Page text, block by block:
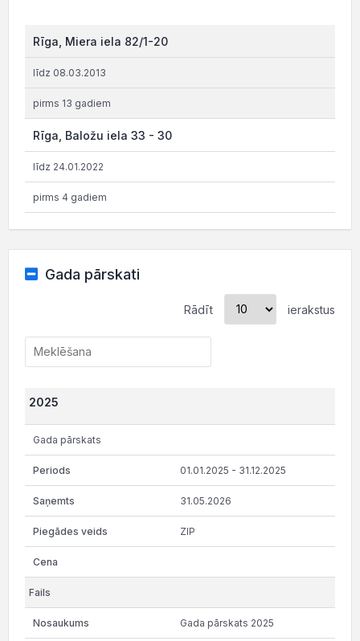
Rīga, Miera iela 82/1-20
līdz 08.03.2013
pirms 13 gadiem
Rīga, Baložu iela 33 - 30
līdz 24.01.2022
pirms 4 gadiem
Gada pārskati
Rādīt ierakstus
2025
Gada pārskats
01.01.2025 - 31.12.2025
31.05.2026
ZIP
Gada pārskats 2025